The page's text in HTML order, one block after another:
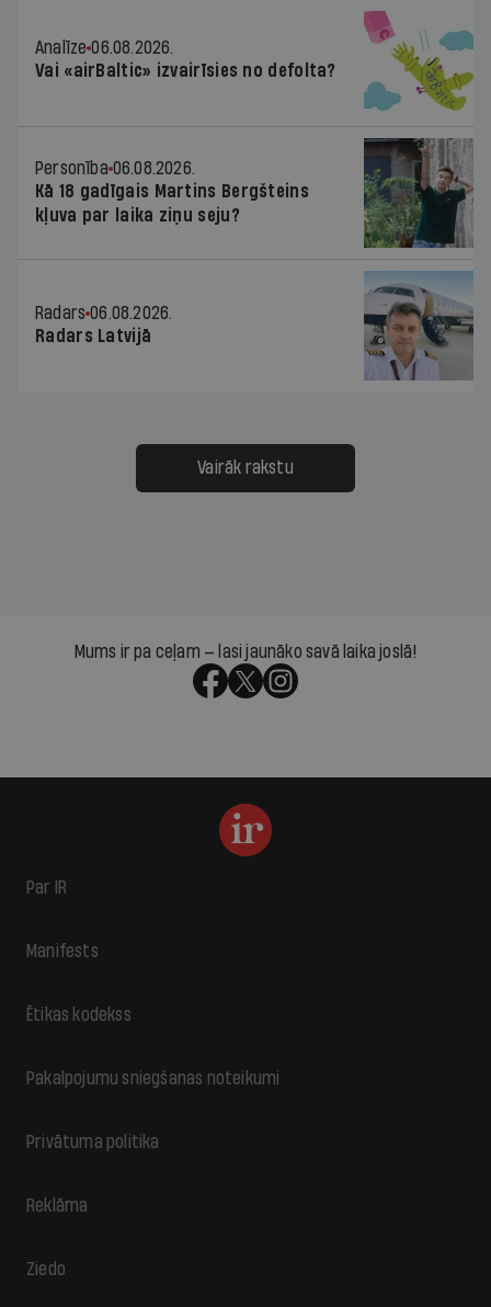
Analīze 06.08.2026.
Vai «airBaltic» izvairīsies no defolta?
Personība 06.08.2026.
Kā 18 gadīgais Martins Bergšteins
kļuva par laika ziņu seju?
Radars 06.08.2026.
Radars Latvijā
Vairāk rakstu
Mums ir pa ceļam — lasi jaunāko savā laika joslā!
Par IR
Manifests
Ētikas kodekss
Pakalpojumu sniegšanas noteikumi
Privātuma politika
Reklāma
Ziedo